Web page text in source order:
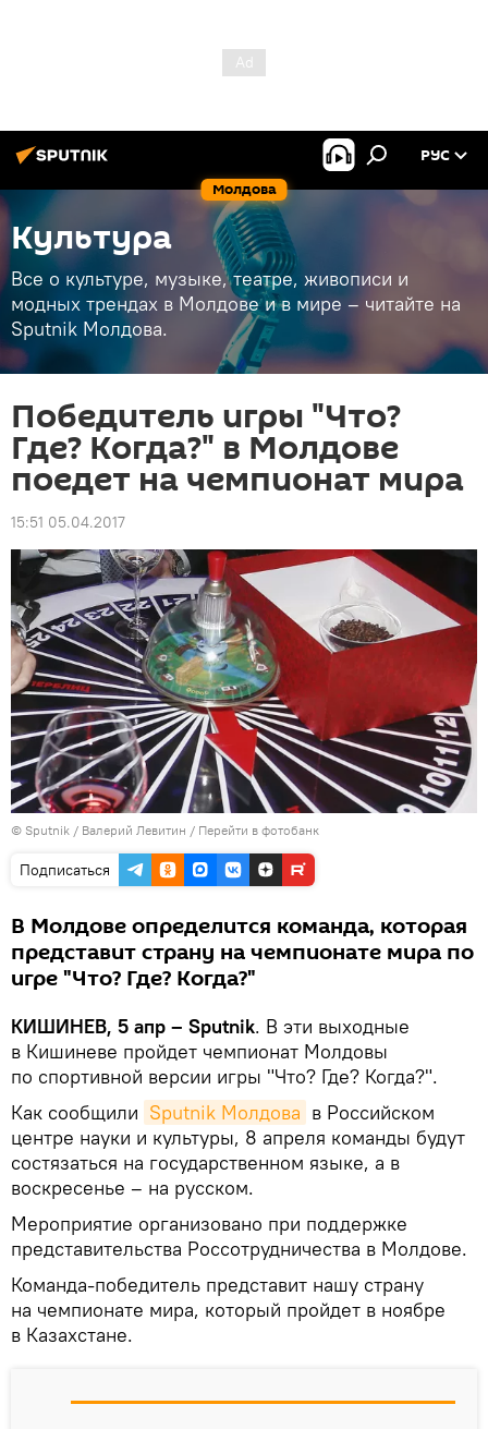
Молдова
РУС
Культура
Все о культуре, музыке, театре, живописи и
модных трендах в Молдове и в мире – читайте на
Sputnik Молдова.
Победитель игры "Что?
Где? Когда?" в Молдове
поедет на чемпионат мира
15:51 05.04.2017
© Sputnik / Валерий Левитин / Перейти в фотобанк
Подписаться
В Молдове определится команда, которая
представит страну на чемпионате мира по
игре "Что? Где? Когда?"
КИШИНЕВ, 5 апр – Sputnik. В эти выходные
в Кишиневе пройдет чемпионат Молдовы
по спортивной версии игры "Что? Где? Когда?".
Как сообщили Sputnik Молдова в Российском
центре науки и культуры, 8 апреля команды будут
состязаться на государственном языке, а в
воскресенье – на русском.
Мероприятие организовано при поддержке
представительства Россотрудничества в Молдове.
Команда-победитель представит нашу страну
на чемпионате мира, который пройдет в ноябре
в Казахстане.